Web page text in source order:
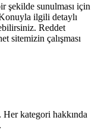
şekilde sunulması için
ilgili detaylı
Reddet
sitemizin çalışması
kategori hakkında